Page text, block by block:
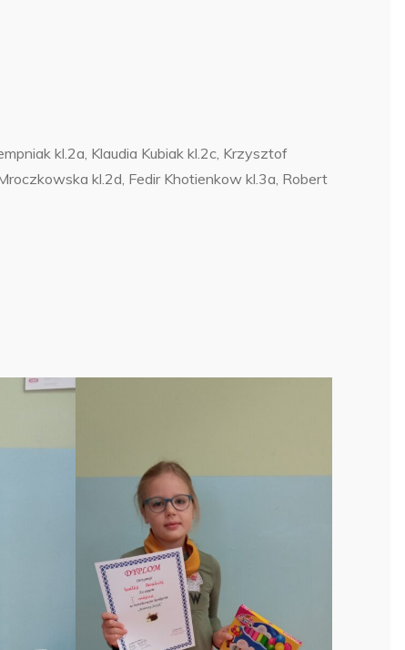
kl.2a, Klaudia Kubiak kl.2c, Krzysztof
kl.2d, Fedir Khotienkow kl.3a, Robert